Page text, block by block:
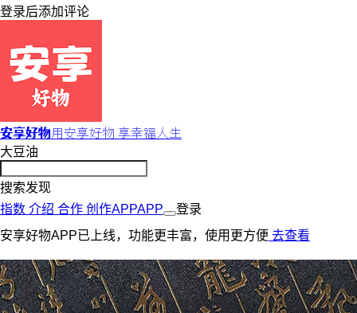
登录后添加评论
安享好物用安享好物 享幸福人生
大豆油
搜索发现
指数 介绍 合作 创作APPAPP
登录
安享好物APP已上线，功能更丰富，使用更方便 去查看